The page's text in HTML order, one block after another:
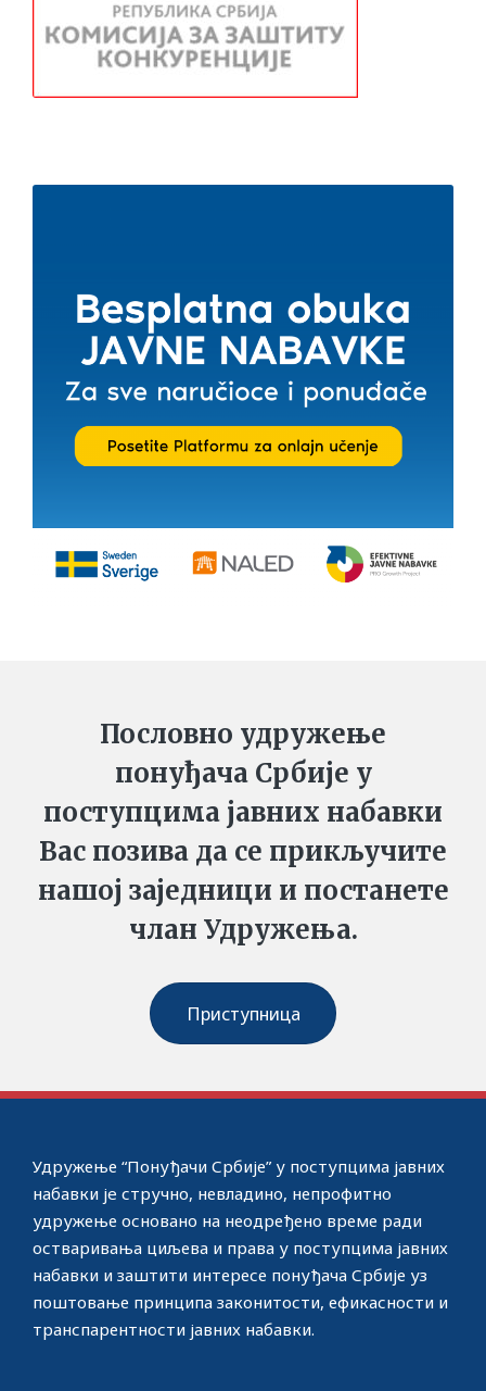
Пословно удружење
понуђача Србије у
поступцима јавних набавки
Вас позива да се прикључите
нашој заједници и постанете
члан Удружења.
Приступница
Удружење “Понуђачи Србије” у поступцима јавних
набавки јe стручно, невладино, непрофитно
удружење основано на неодређено време ради
остваривања циљева и права у поступцима јавних
набавки и заштити интересе понуђача Србије уз
поштовање принципа законитости, ефикасности и
транспарентности јавних набавки.